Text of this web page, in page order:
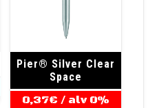
Pier® Silver Clear
Space
0,37€ / alv 0%